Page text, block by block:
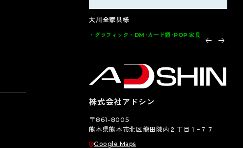
大川全家具様
グラフィック DM･カード類･POP 家具
株式会社アドシン
〒861-8005
熊本県熊本市北区龍田陳内２丁目１−７７
Google Maps